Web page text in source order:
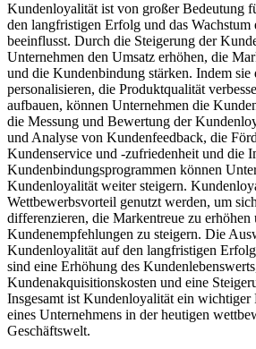
Kundenloyalität ist von großer Bedeutung
den langfristigen Erfolg und das Wachstum
beeinflusst. Durch die Steigerung der
Unternehmen den Umsatz erhöhen, die
und die Kundenbindung stärken. Indem sie
personalisieren, die Produktqualität
aufbauen, können Unternehmen die
die Messung und Bewertung der
und Analyse von Kundenfeedback, die
Kundenservice und -zufriedenheit und die
Kundenbindungsprogrammen können
Kundenloyalität weiter steigern.
Wettbewerbsvorteil genutzt werden, um
differenzieren, die Markentreue zu erhöhen
Kundenempfehlungen zu steigern. Die
Kundenloyalität auf den langfristigen
sind eine Erhöhung des
Kundenakquisitionskosten und eine
Insgesamt ist Kundenloyalität ein
eines Unternehmens in der heutigen
Geschäftswelt.